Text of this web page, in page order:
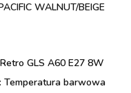
WALNUT/BEIGE
GLS A60 E27 8W
Temperatura barwowa